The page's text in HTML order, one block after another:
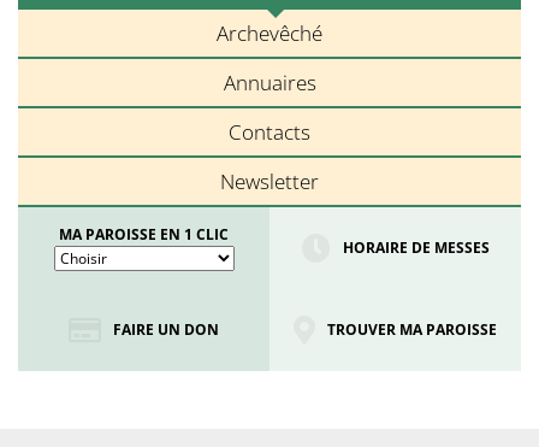
Archevêché
Annuaires
Contacts
Newsletter
MA PAROISSE EN 1 CLIC
HORAIRE DE MESSES
FAIRE UN DON TROUVER MA PAROISSE